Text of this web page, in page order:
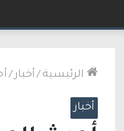
الرئيسية / أخبار /
أخبار